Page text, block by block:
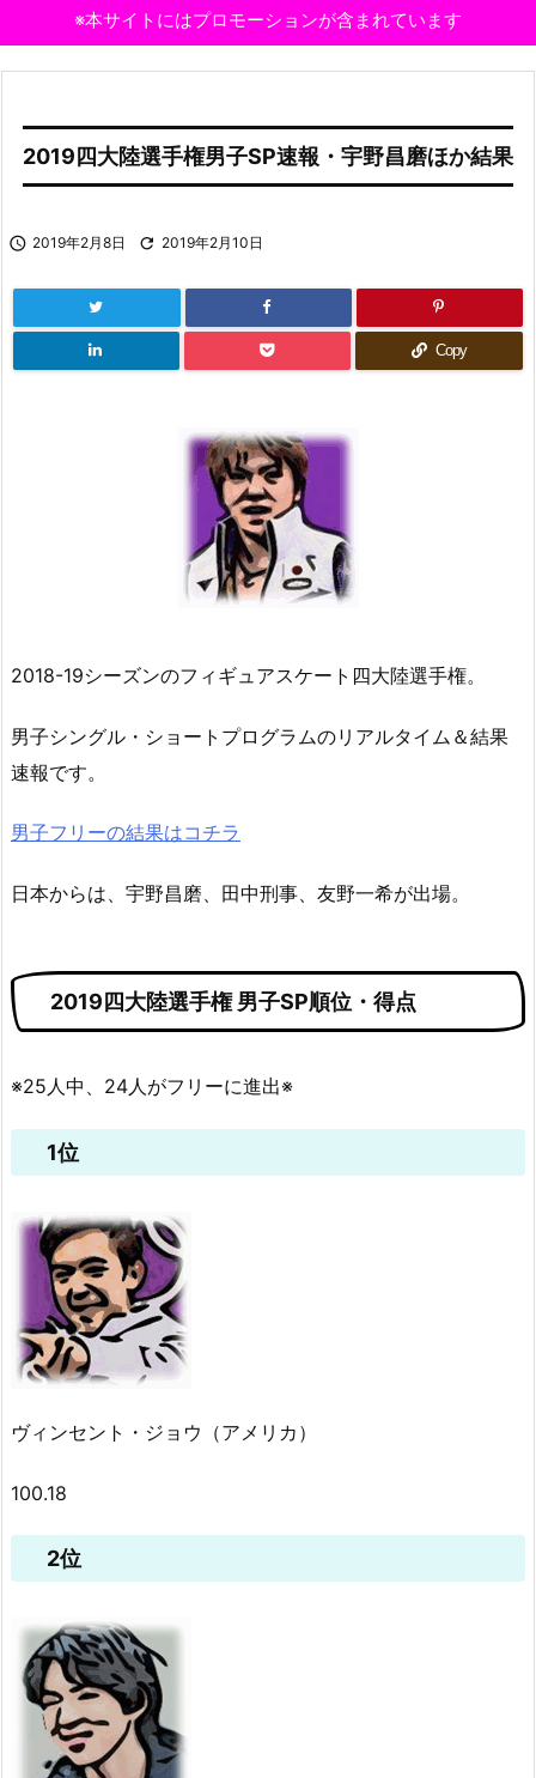
※本サイトにはプロモーションが含まれています
2019四大陸選手権男子SP速報・宇野昌磨ほか結果
 2019年2月8日  2019年2月10日
Copy
2018-19シーズンのフィギュアスケート四大陸選手権。
男子シングル・ショートプログラムのリアルタイム＆結果
速報です。
男子フリーの結果はコチラ
日本からは、宇野昌磨、田中刑事、友野一希が出場。
2019四大陸選手権 男子SP順位・得点
※25人中、24人がフリーに進出※
1位
ヴィンセント・ジョウ（アメリカ）
100.18
2位